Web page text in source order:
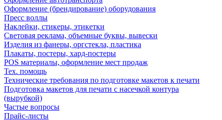
Оформление (брендирование) оборудования
Пресс воллы
Наклейки, стикеры, этикетки
Световая реклама, объемные буквы, вывески
Изделия из фанеры, оргстекла, пластика
Плакаты, постеры, хард-постеры
POS материалы, оформление мест продаж
Тех. помощь
Технические требования по подготовке макетов к печати
Подготовка макетов для печати с насечкой контура
(вырубкой)
Частые вопросы
Прайс-листы